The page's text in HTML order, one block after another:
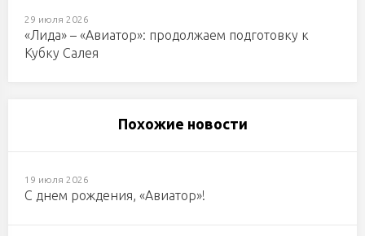
29 июля 2026
«Лида» – «Авиатор»: продолжаем подготовку к
Кубку Салея
Похожие новости
19 июля 2026
С днем рождения, «Авиатор»!